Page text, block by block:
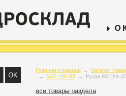
О
Главная страница →
Каталог
→ SAE 100 R8 → Рукав R8
все товары раздела